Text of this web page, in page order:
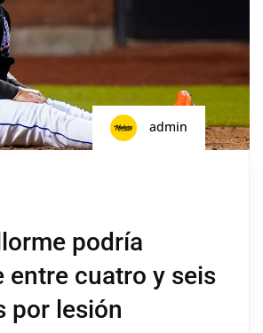
admin
podría
entre cuatro y seis
por lesión